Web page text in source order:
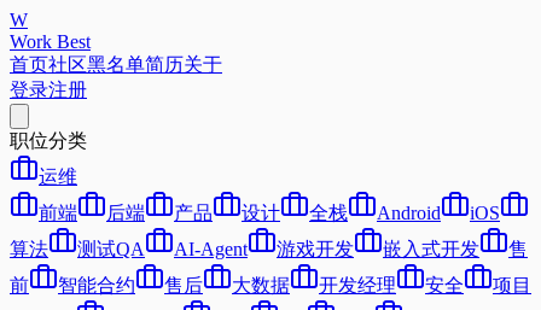
W
Work Best
首页社区黑名单简历关于
登录注册
职位分类
运维
前端
后端 产品 设计 全栈 Android
iOS
算法
测试QA AI-Agent 游戏开发 嵌入式开发
售
前
智能合约 售后 大数据 开发经理 安全
项目